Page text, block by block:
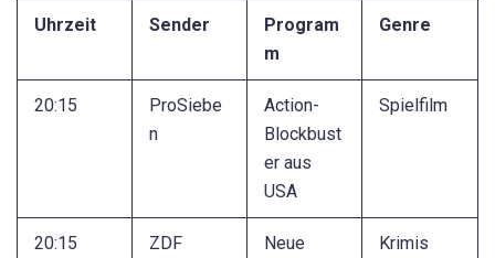
Uhrzeit Sender
Program
m
Genre
20:15
ProSiebe
n
Action-
Blockbust
er aus
USA
Spielfilm
20:15 ZDF Neue Krimis